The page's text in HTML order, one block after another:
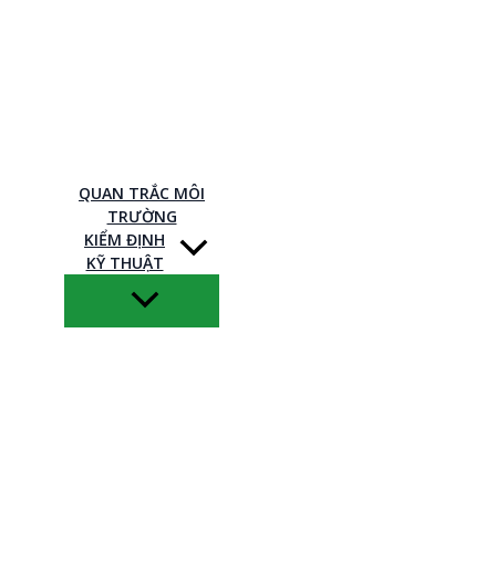
QUAN TRẮC MÔI
TRƯỜNG
KIỂM ĐỊNH
KỸ THUẬT